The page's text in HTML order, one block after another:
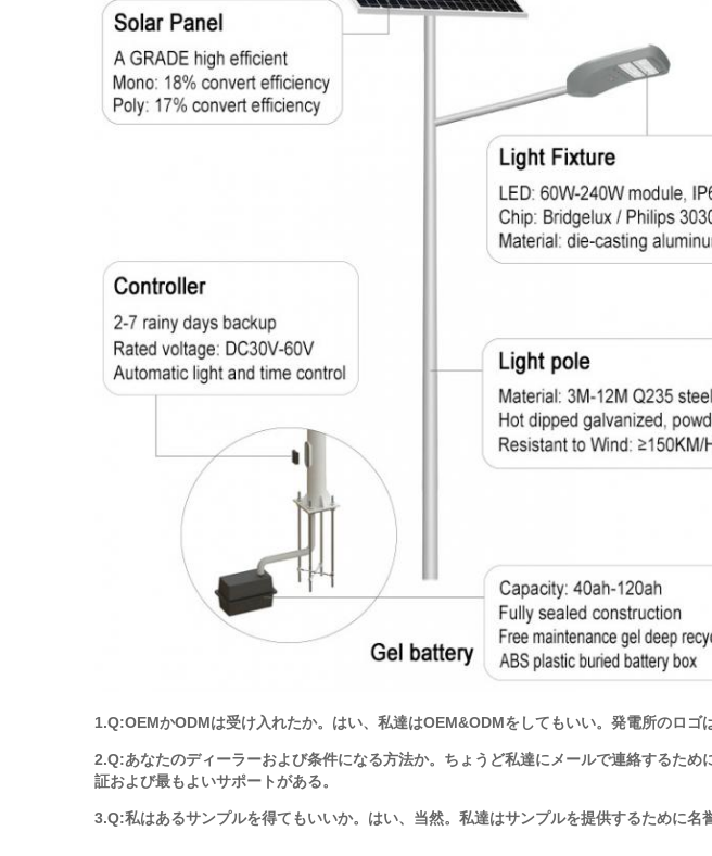
1.Q:OEMかODMは受け入れたか。はい、私達はOEM&ODMをしてもいい。発電所のロゴ
2.Q:あなたのディーラーおよび条件になる方法か。ちょうど私達にメールで連絡するた
証および最もよいサポートがある。
3.Q:私はあるサンプルを得てもいいか。はい、当然。私達はサンプルを提供するために名